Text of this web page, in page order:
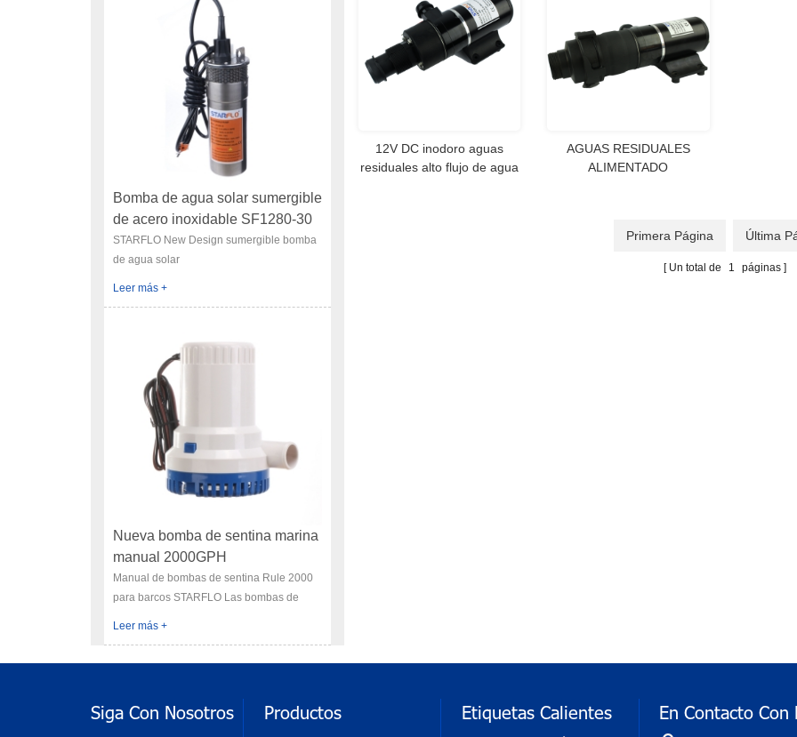
Bomba de agua solar sumergible
de acero inoxidable SF1280-30
12V 12LPM
STARFLO New Design sumergible bomba
de agua solar
Leer más +
Nueva bomba de sentina marina
manual 2000GPH
Manual de bombas de sentina Rule 2000
para barcos STARFLO Las bombas de
independientes, son ligeros (2-3 KG),
Leer más +
12V DC inodoro aguas
residuales alto flujo de agua
MARINA
AGUAS RESIDUALES
ALIMENTADO
DESPERDICIO
Primera Página Última
Un total de 1 páginas
Siga Con Nosotros Productos Etiquetas Calientes En Contacto Con